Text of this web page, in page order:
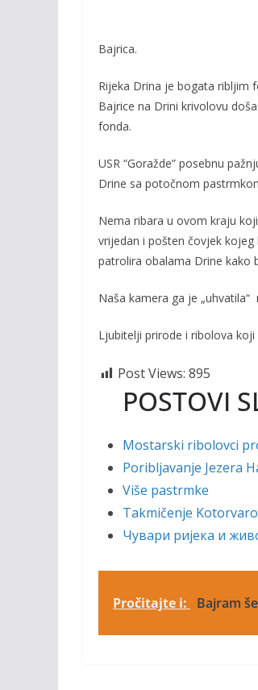
o
k k
Bajrica.
Rijeka Drina je bogata
Bajrice na Drini krivolovu
fonda.
USR “Goražde” posebnu
Drine sa potočnom
Nema ribara u ovom kraju
vrijedan i pošten čovjek kojeg
patrolira obalama Drine kako
Naša kamera ga je
Ljubitelji prirode i ribolova
Post Views: 895
POSTOVI
Mostarski ribolovci
Poribljavanje Jezera
Više pastrmke
Takmičenje
Чувари ријека и
Pročitajte i: Bajram